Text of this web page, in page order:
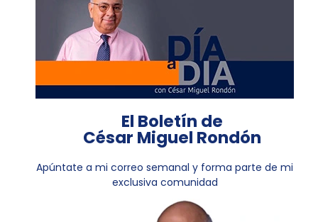
El Boletín de
César Miguel Rondón
Apúntate a mi correo semanal y forma parte de mi
exclusiva comunidad